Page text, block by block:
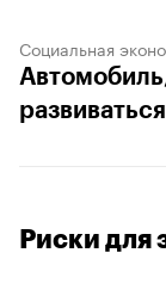
Социальная
Риски для